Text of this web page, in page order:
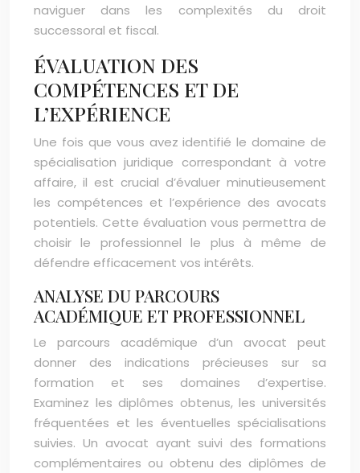
naviguer dans les complexités du droit
successoral et fiscal.
ÉVALUATION DES
COMPÉTENCES ET DE
L’EXPÉRIENCE
Une fois que vous avez identifié le domaine de
spécialisation juridique correspondant à votre
affaire, il est crucial d’évaluer minutieusement
les compétences et l’expérience des avocats
potentiels. Cette évaluation vous permettra de
choisir le professionnel le plus à même de
défendre efficacement vos intérêts.
ANALYSE DU PARCOURS
ACADÉMIQUE ET PROFESSIONNEL
Le parcours académique d’un avocat peut
donner des indications précieuses sur sa
formation et ses domaines d’expertise.
Examinez les diplômes obtenus, les universités
fréquentées et les éventuelles spécialisations
suivies. Un avocat ayant suivi des formations
complémentaires ou obtenu des diplômes de